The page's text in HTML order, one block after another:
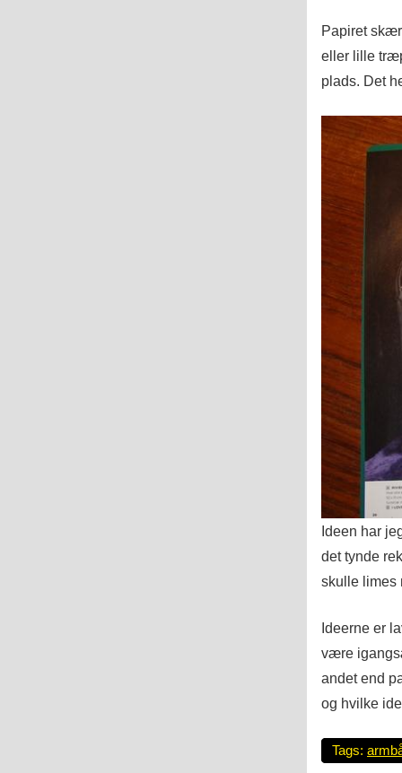
Papiret
eller lille
plads. Det
Ideen har
det tynde
skulle limes
Ideerne er
være
andet end
og hvilke
Tags: